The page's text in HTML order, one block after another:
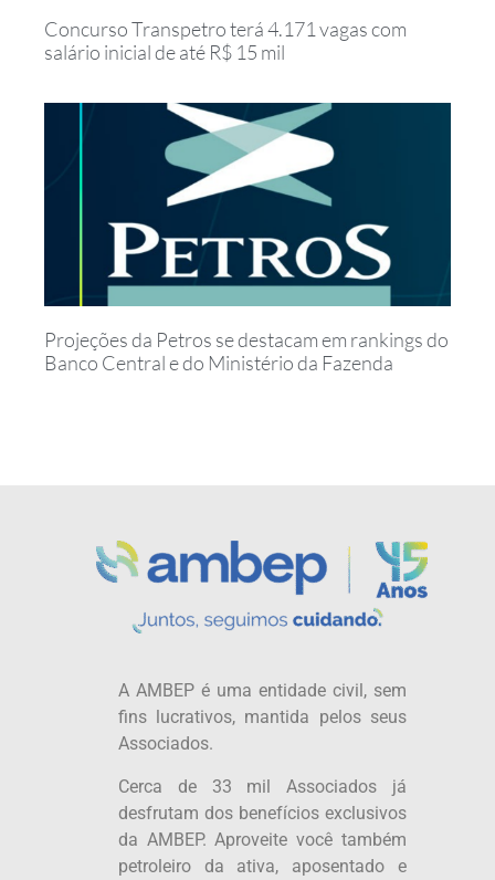
Concurso Transpetro terá 4.171 vagas com
salário inicial de até R$ 15 mil
Projeções da Petros se destacam em rankings do
Banco Central e do Ministério da Fazenda
A AMBEP é uma entidade civil, sem
fins lucrativos, mantida pelos seus
Associados.
Cerca de 33 mil Associados já
desfrutam dos benefícios exclusivos
da AMBEP. Aproveite você também
petroleiro da ativa, aposentado e